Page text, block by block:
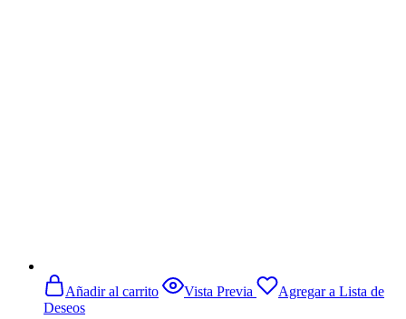
Añadir al carrito Vista Previa
Agregar a Lista de
Deseos